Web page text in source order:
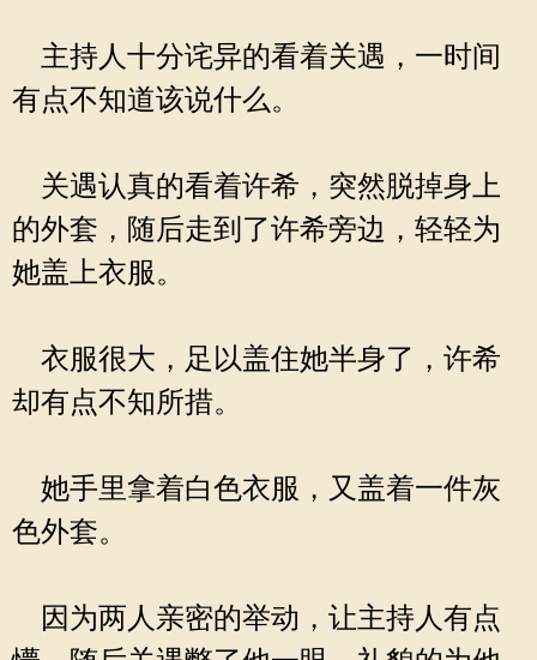
主持人十分诧异的看着关遇，一时间
有点不知道该说什么。
关遇认真的看着许希，突然脱掉身上
的外套，随后走到了许希旁边，轻轻为
她盖上衣服。
衣服很大，足以盖住她半身了，许希
却有点不知所措。
她手里拿着白色衣服，又盖着一件灰
色外套。
因为两人亲密的举动，让主持人有点